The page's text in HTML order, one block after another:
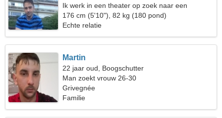
Ik werk in een theater op zoek naar een
bescheiden vrouw
176 cm (5'10"), 82 kg (180 pond)
Echte relatie
Martin
22 jaar oud, Boogschutter
Man zoekt vrouw 26-30
Grivegnée
Familie